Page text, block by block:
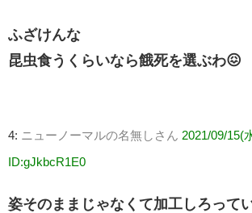
ふざけんな
昆虫食うくらいなら餓死を選ぶわ😖
4: ニューノーマルの名無しさん 2021/09/15(
ID:gJkbcR1E0
姿そのままじゃなくて加工しろって